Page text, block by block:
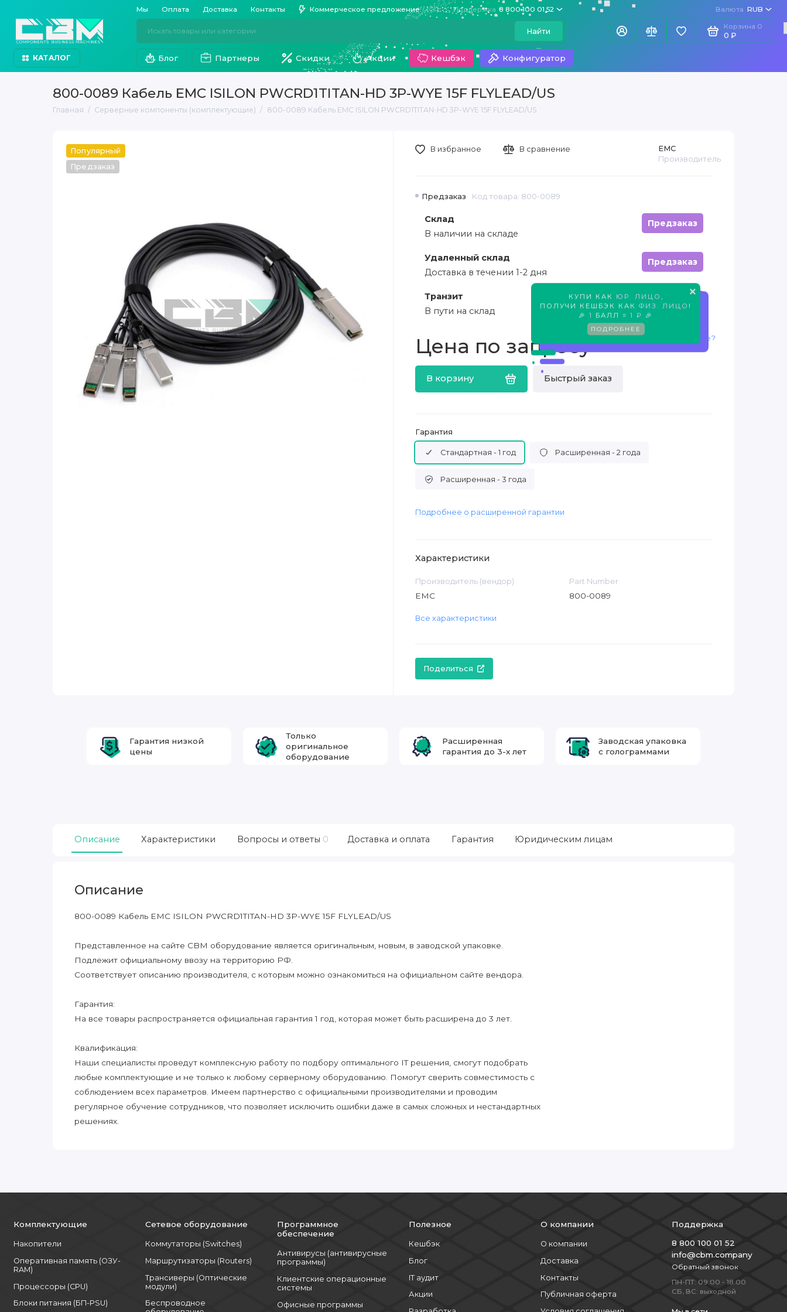
Мы Оплата Доставка Контакты Коммерческое предложение Поддержка 8 800 100 01 52 Валюта RUB
Найти
Корзина 0
0 ₽
КАТАЛОГ Блог Партнеры Скидки Акции Кешбэк Конфигуратор
800-0089 Кабель EMC ISILON PWCRD1TITAN-HD 3P-WYE 15F FLYLEAD/US
Главная Серверные компоненты (комплектующие) 800-0089 Кабель EMC ISILON PWCRD1TITAN-HD 3P-WYE 15F FLYLEAD/US
Популярный
Предзаказ
×
КУПИ КАК ЮР. ЛИЦО
ПОЛУЧИ КЕШБЭК КАК ФИЗ. ЛИЦО !
🎉 1 БАЛЛ = 1 ₽ 🎉
ПОДРОБНЕЕ
Предзаказ Код товара: 800-0089
EMC
Производитель
Склад
Предзаказ
В наличии на складе
Удаленный склад
Предзаказ
Доставка в течении 1-2 дня
Транзит
Предзаказ
В пути на склад
Цена по запросу
В корзину Быстрый заказ
Нашли дешевле?
В избранное В сравнение
Гарантия
Стандартная - 1 год Расширенная - 2 года
Расширенная - 3 года
Подробнее о расширенной гарантии
Характеристики
Производитель (вендор)
EMC
Part Number
800-0089
Все характеристики
Поделиться
Гарантия низкой
цены
Только
оригинальное
оборудование
Расширенная
гарантия до 3-х лет
Заводская упаковка
с голограммами
Описание Характеристики Вопросы и ответы 0 Доставка и оплата Гарантия Юридическим лицам
Описание
800-0089 Кабель EMC ISILON PWCRD1TITAN-HD 3P-WYE 15F FLYLEAD/US
Представленное на сайте CBM оборудование является оригинальным, новым, в заводской упаковке.
Подлежит официальному ввозу на территорию РФ.
Соответствует описанию производителя, с которым можно ознакомиться на официальном сайте вендора.
Гарантия:
На все товары распространяется официальная гарантия 1 год, которая может быть расширена до 3 лет.
Квалификация:
Наши специалисты проведут комплексную работу по подбору оптимального IT решения, смогут подобрать
любые комплектующие и не только к любому серверному оборудованию. Помогут сверить совместимость с
соблюдением всех параметров. Имеем партнерство с официальными производителями и проводим
регулярное обучение сотрудников, что позволяет исключить ошибки даже в самых сложных и нестандартных
решениях.
Комплектующие
Накопители
Оперативная память (ОЗУ-
RAM)
Процессоры (CPU)
Блоки питания (БП-PSU)
Сетевое оборудование
Коммутаторы (Switches)
Маршрутизаторы (Routers)
Трансиверы (Оптические
модули)
Беспроводное
Программное
обеспечение
Антивирусы (антивирусные
программы)
Клиентские операционные
системы
Офисные программы
Полезное
Кешбэк
Блог
IT аудит
Акции
О компании
О компании
Доставка
Контакты
Публичная оферта
Поддержка
8 800 100 01 52
info@cbm.company
Обратный звонок
ПН-ПТ: 09:00 - 18:00
СБ, ВС: выходной